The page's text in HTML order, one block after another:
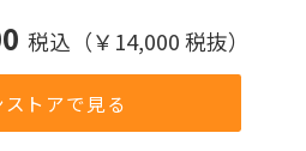
税込（￥14,000 税抜）
トアで見る